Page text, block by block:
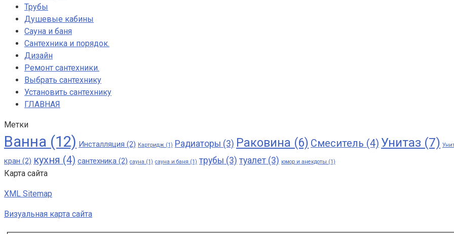
Трубы
Душевые кабины
Сауна и баня
Сантехника и порядок.
Дизайн
Ремонт сантехники.
Выбрать сантехнику
Установить сантехнику
ГЛАВНАЯ
Метки
Ванна (12) Инсталляция (2) Картридж (1) Радиаторы (3) Раковина (6) Смеситель (4) Унитаз (7)
кран (2) кухня (4) сантехника (2) сауна (1) сауна и баня (1) трубы (3) туалет (3) юмор и анекдоты (1)
Карта сайта
XML Sitemap
Визуальная карта сайта